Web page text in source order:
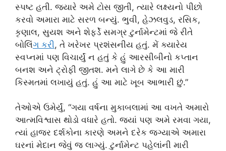
સ્પષ્ટ હતી. જ્યારે અમે ટોસ જીતી, ત્યારે લક્ષ્યનો પીછો
કરવો અમારા માટે સરળ બન્યું. ભુવી, હેઝલવુડ, રસિક,
કૃણાલ, સુયશ અને શેફર્ડે સમગ્ર ટુર્નામેન્ટમાં જે રીતે
બોલિંગ કરી, તે ખરેખર પ્રશંસનીય હતું. મેં ક્યારેય
સ્વપ્નમાં પણ વિચાર્યું ન હતું કે હું આરસીબીનો કપ્તાન
બનશ અને ટ્રોફી જીતશ. મને લાગે છે કે આ મારી
કિસ્મતમાં લખાયું હતું. હું આ માટે ખૂબ આભારી છું.”
તેઓએ ઉમેર્યું, “ગયા વર્ષના મુકાબલામાં આ વખતે અમારો
આત્મવિશ્વાસ થોડો વધારે હતો. જ્યાં પણ અમે રમવા ગયા,
ત્યાં હાજર દર્શકોના કારણે અમને દરેક જગ્યાએ અમારા
ઘરનાં મેદાન જેવું જ લાગ્યું. ટુર્નામેન્ટ પહેલાંની મારી